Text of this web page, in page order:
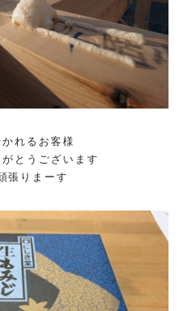
れるお客様
とうございます
張りまーす